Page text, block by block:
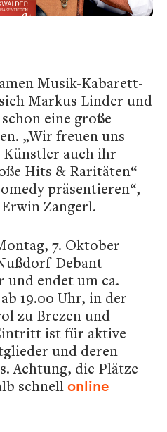
Musik-Kabarett-
Markus Linder und
eine große
„Wir freuen uns
Künstler auch ihr
Hits & Raritäten“
präsentieren“,
Zangerl.
7. Oktober
Debant
und endet um ca.
19.00 Uhr, in der
zu Brezen und
ist für aktive
und deren
Achtung, die Plätze
schnell online